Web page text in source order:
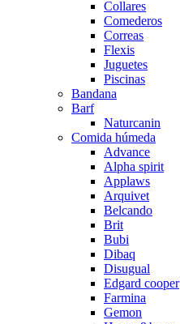
Collares
Comederos
Correas
Flexis
Juguetes
Piscinas
Bandana
Barf
Naturcanin
Comida húmeda
Advance
Alpha spirit
Applaws
Arquivet
Belcando
Brit
Bubi
Dibaq
Disugual
Edgard cooper
Farmina
Gemon